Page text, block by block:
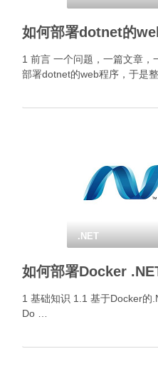
如何部署dotnet的
1 前言 一个问题，一篇文章
部署dotnet的web程序，于是
.NET
如何部署Docker
1 基础知识 1.1 基于Docker的
Do …